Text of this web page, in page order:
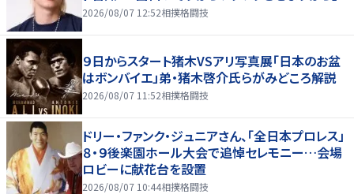
2026/08/07 12:52相撲格闘技
９日からスタート猪木VSアリ写真展「日本のお盆
はボンバイエ」弟・猪木啓介氏らがみどころ解説
2026/08/07 11:52相撲格闘技
ドリー・ファンク・ジュニアさん、「全日本プロレス」
８・９後楽園ホール大会で追悼セレモニー…会場
ロビーに献花台を設置
2026/08/07 10:44相撲格闘技